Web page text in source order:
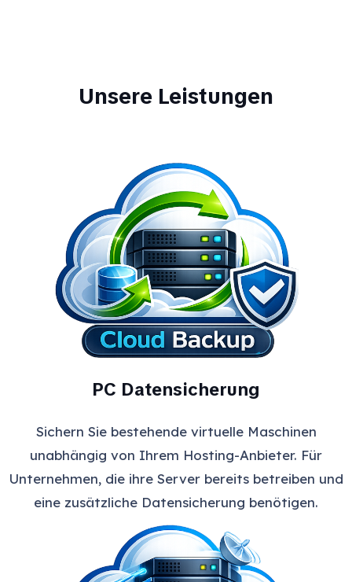
Unsere Leistungen
PC Datensicherung
Sichern Sie bestehende virtuelle Maschinen
unabhängig von Ihrem Hosting-Anbieter. Für
Unternehmen, die ihre Server bereits betreiben und
eine zusätzliche Datensicherung benötigen.